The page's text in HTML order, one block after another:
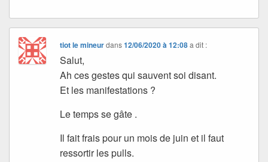
tiot le mineurdans12/06/2020 à 12:08 a dit :
Salut,
Ah ces gestes qui sauvent soi disant.
Et les manifestations ?
Le temps se gâte .
Il fait frais pour un mois de juin et il faut
ressortir les pulls.